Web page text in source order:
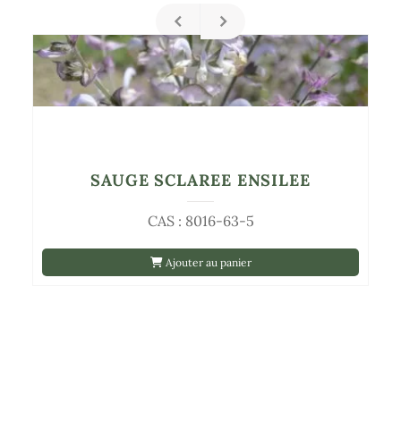
Ajouter au panier
CAS : 8016-63-5
SAUGE SCLAREE ENSILEE